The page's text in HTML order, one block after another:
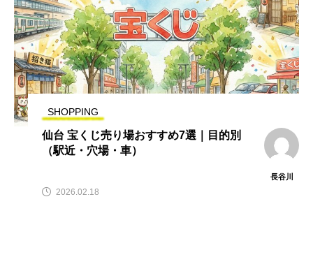
SHOPPING
仙台 宝くじ売り場おすすめ7選｜目的別
（駅近・穴場・車）
長谷川
2026.02.18